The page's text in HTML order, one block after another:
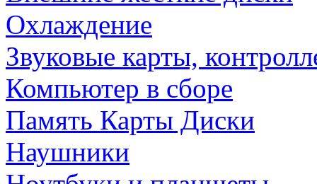
Охлаждение
Звуковые карты,
Компьютер в сборе
Память Карты Диски
Наушники